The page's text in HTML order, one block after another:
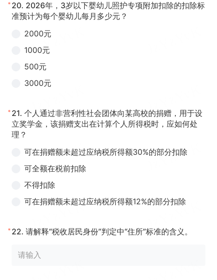
* 20. 2026年，3岁以下婴幼儿照护专项附加扣除的扣除标
准预计为每个婴幼儿每月多少元？
2000元
1000元
500元
3000元
* 21. 个人通过非营利性社会团体向某高校的捐赠，用于设
立奖学金，该捐赠支出在计算个人所得税时，应如何处
理？
可在捐赠额未超过应纳税所得额30%的部分扣除
可全额在税前扣除
不得扣除
可在捐赠额未超过应纳税所得额12%的部分扣除
* 22. 请解释“税收居民身份”判定中“住所”标准的含义。